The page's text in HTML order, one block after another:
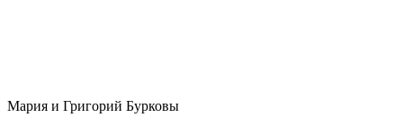
Мария и Григорий Бурковы